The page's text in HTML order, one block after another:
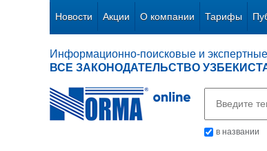
Новости Акции О компании Тарифы
Информационно-поисковые и
ВСЕ ЗАКОНОДАТЕЛЬСТВО
в названии